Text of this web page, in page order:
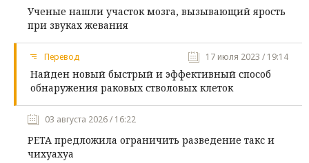
Ученые нашли участок мозга, вызывающий ярость
при звуках жевания
Перевод 17 июля 2023 / 19:14
Найден новый быстрый и эффективный способ
обнаружения раковых стволовых клеток
03 августа 2026 / 16:22
PETA предложила ограничить разведение такс и
чихуахуа